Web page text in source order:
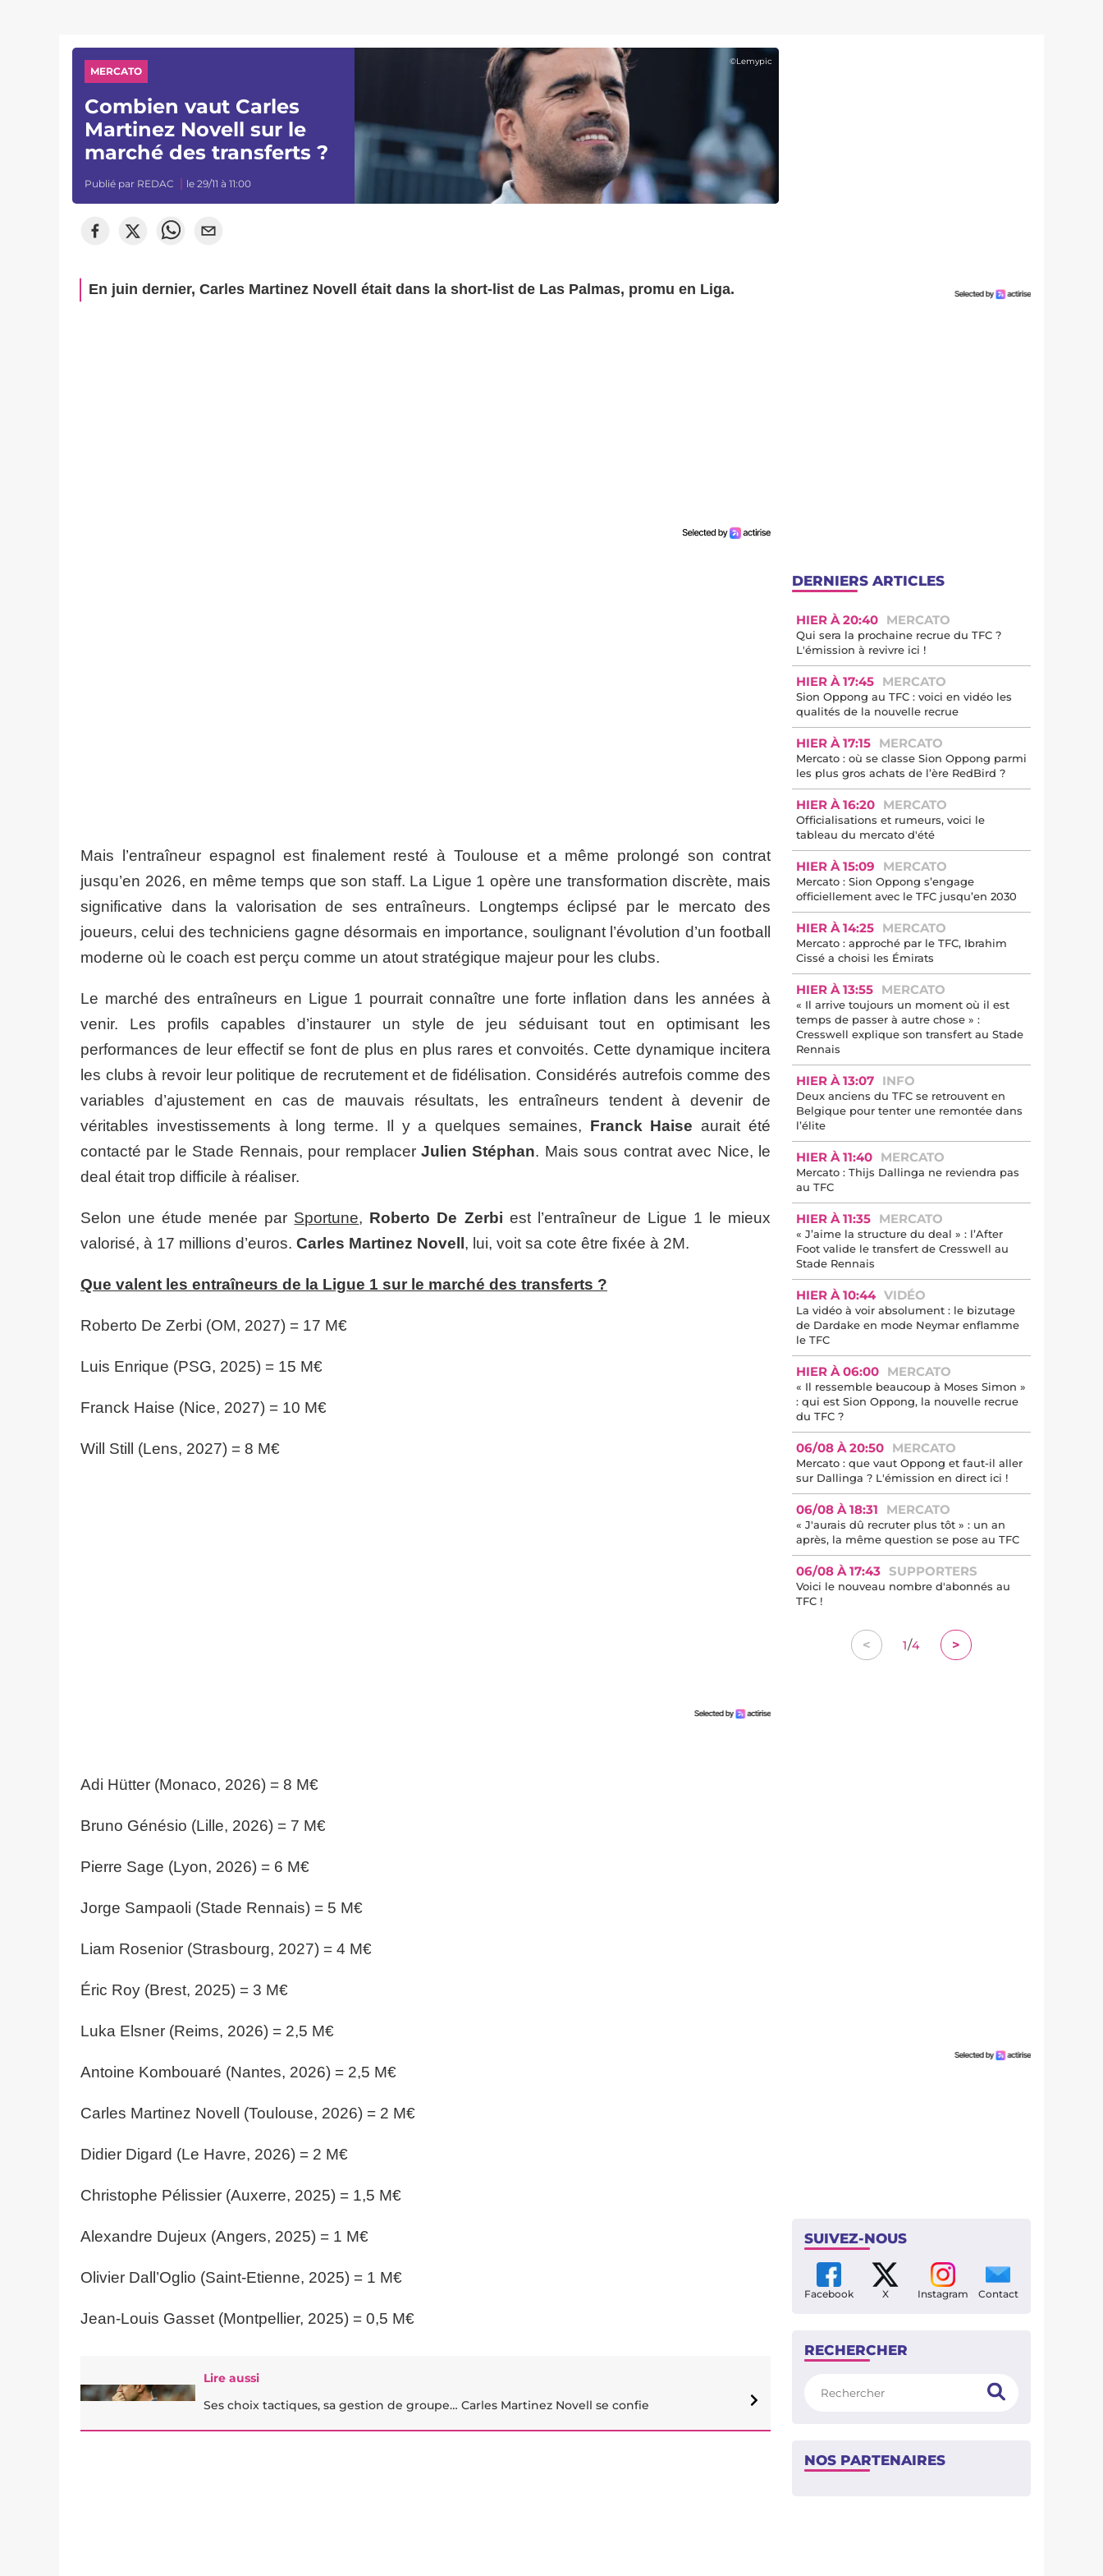
©Lemypic
MERCATO
Combien vaut Carles
Martinez Novell sur le
marché des transferts ?
Publié par REDAC le 29/11 à 11:00
En juin dernier, Carles Martinez Novell était dans la short-list de Las Palmas, promu en Liga.
Mais l’entraîneur espagnol est finalement resté à Toulouse et a même prolongé son contrat
jusqu’en 2026, en même temps que son staff. La Ligue 1 opère une transformation discrète, mais
significative dans la valorisation de ses entraîneurs. Longtemps éclipsé par le mercato des
joueurs, celui des techniciens gagne désormais en importance, soulignant l’évolution d’un football
moderne où le coach est perçu comme un atout stratégique majeur pour les clubs.
Le marché des entraîneurs en Ligue 1 pourrait connaître une forte inflation dans les années à
venir. Les profils capables d’instaurer un style de jeu séduisant tout en optimisant les
performances de leur effectif se font de plus en plus rares et convoités. Cette dynamique incitera
les clubs à revoir leur politique de recrutement et de fidélisation. Considérés autrefois comme des
variables d’ajustement en cas de mauvais résultats, les entraîneurs tendent à devenir de
véritables investissements à long terme. Il y a quelques semaines, Franck Haise aurait été
contacté par le Stade Rennais, pour remplacer Julien Stéphan. Mais sous contrat avec Nice, le
deal était trop difficile à réaliser.
Selon une étude menée par Sportune, Roberto De Zerbi est l’entraîneur de Ligue 1 le mieux
valorisé, à 17 millions d’euros. Carles Martinez Novell , lui, voit sa cote être fixée à 2M.
Que valent les entraîneurs de la Ligue 1 sur le marché des transferts ?
Roberto De Zerbi (OM, 2027) = 17 M€
Luis Enrique (PSG, 2025) = 15 M€
Franck Haise (Nice, 2027) = 10 M€
Will Still (Lens, 2027) = 8 M€
Adi Hütter (Monaco, 2026) = 8 M€
Bruno Génésio (Lille, 2026) = 7 M€
Pierre Sage (Lyon, 2026) = 6 M€
Jorge Sampaoli (Stade Rennais) = 5 M€
Liam Rosenior (Strasbourg, 2027) = 4 M€
Éric Roy (Brest, 2025) = 3 M€
Luka Elsner (Reims, 2026) = 2,5 M€
Antoine Kombouaré (Nantes, 2026) = 2,5 M€
Carles Martinez Novell (Toulouse, 2026) = 2 M€
Didier Digard (Le Havre, 2026) = 2 M€
Christophe Pélissier (Auxerre, 2025) = 1,5 M€
Alexandre Dujeux (Angers, 2025) = 1 M€
Olivier Dall’Oglio (Saint-Etienne, 2025) = 1 M€
Jean-Louis Gasset (Montpellier, 2025) = 0,5 M€
Lire aussi
Ses choix tactiques, sa gestion de groupe… Carles Martinez Novell se confie
DERNIERS ARTICLES
HIER À 20:40 MERCATO
Qui sera la prochaine recrue du TFC ?
L'émission à revivre ici !
HIER À 17:45 MERCATO
Sion Oppong au TFC : voici en vidéo les
qualités de la nouvelle recrue
HIER À 17:15 MERCATO
Mercato : où se classe Sion Oppong parmi
les plus gros achats de l’ère RedBird ?
HIER À 16:20 MERCATO
Officialisations et rumeurs, voici le
tableau du mercato d'été
HIER À 15:09 MERCATO
Mercato : Sion Oppong s’engage
officiellement avec le TFC jusqu’en 2030
HIER À 14:25 MERCATO
Mercato : approché par le TFC, Ibrahim
Cissé a choisi les Émirats
HIER À 13:55 MERCATO
« Il arrive toujours un moment où il est
temps de passer à autre chose » :
Cresswell explique son transfert au Stade
Rennais
HIER À 13:07 INFO
Deux anciens du TFC se retrouvent en
Belgique pour tenter une remontée dans
l’élite
HIER À 11:40 MERCATO
Mercato : Thijs Dallinga ne reviendra pas
au TFC
HIER À 11:35 MERCATO
« J’aime la structure du deal » : l’After
Foot valide le transfert de Cresswell au
Stade Rennais
HIER À 10:44 VIDÉO
La vidéo à voir absolument : le bizutage
de Dardake en mode Neymar enflamme
le TFC
HIER À 06:00 MERCATO
« Il ressemble beaucoup à Moses Simon »
: qui est Sion Oppong, la nouvelle recrue
du TFC ?
06/08 À 20:50 MERCATO
Mercato : que vaut Oppong et faut-il aller
sur Dallinga ? L'émission en direct ici !
06/08 À 18:31 MERCATO
« J'aurais dû recruter plus tôt » : un an
après, la même question se pose au TFC
06/08 À 17:43 SUPPORTERS
Voici le nouveau nombre d'abonnés au
TFC !
< 1/4 >
SUIVEZ-NOUS
Facebook X Instagram Contact
RECHERCHER
NOS PARTENAIRES